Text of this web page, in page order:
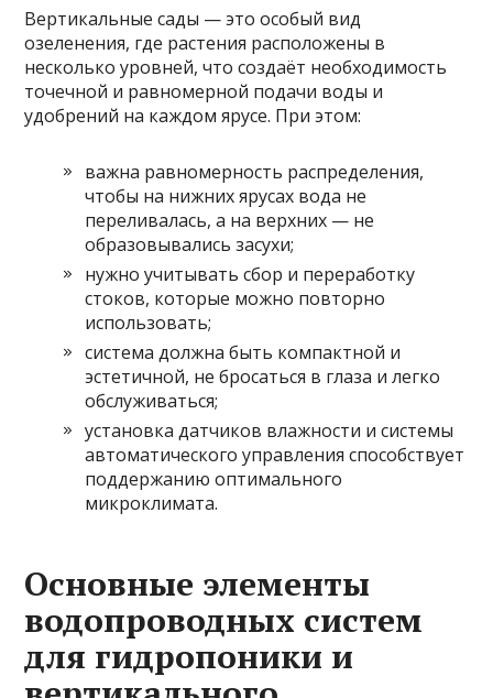
Вертикальные сады — это особый вид
озеленения, где растения расположены в
несколько уровней, что создаёт необходимость
точечной и равномерной подачи воды и
удобрений на каждом ярусе. При этом:
важна равномерность распределения,
чтобы на нижних ярусах вода не
переливалась, а на верхних — не
образовывались засухи;
нужно учитывать сбор и переработку
стоков, которые можно повторно
использовать;
система должна быть компактной и
эстетичной, не бросаться в глаза и легко
обслуживаться;
установка датчиков влажности и системы
автоматического управления способствует
поддержанию оптимального
микроклимата.
Основные элементы
водопроводных систем
для гидропоники и